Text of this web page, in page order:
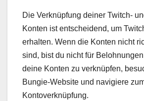
Die Verknüpfung deiner Twitch-
Konten ist entscheidend, um
erhalten. Wenn die Konten nicht
sind, bist du nicht für
deine Konten zu verknüpfen,
Bungie-Website und navigiere
Kontoverknüpfung.